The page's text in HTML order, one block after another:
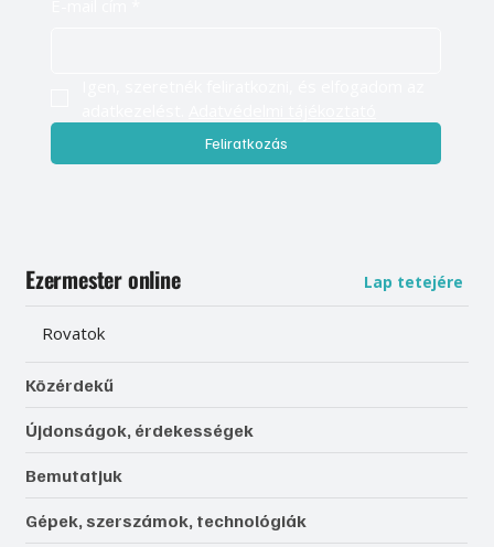
Feliratkozás
Ezermester online Lap tetejére
Rovatok
Közérdekű
Újdonságok, érdekességek
Bemutatjuk
Gépek, szerszámok, technológiák